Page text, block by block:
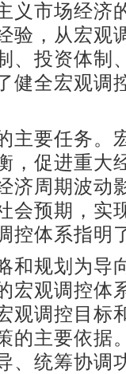
市场经济
验，从宏观
、投资体制
健全宏观调
要任务。
，促进重大
济周期波动
会预期，实
控体系指明
规划为导
宏观调控体
观调控目标
的主要依据
、统筹协调